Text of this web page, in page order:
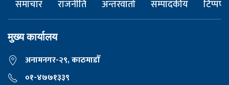
समाचार राजनीति अन्तरवार्ता सम्पादकीय टिप्पणी
मुख्य कार्यालय
अनामनगर-२९, काठमाडाैँ
०१-४७७१३३९